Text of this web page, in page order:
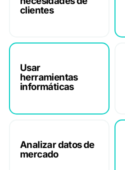
clientes
Usar
herramientas
informáticas
Analizar datos de
mercado